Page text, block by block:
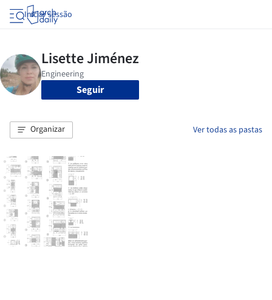
Iniciar sessão
Seguir
Organizar Ver todas as pastas